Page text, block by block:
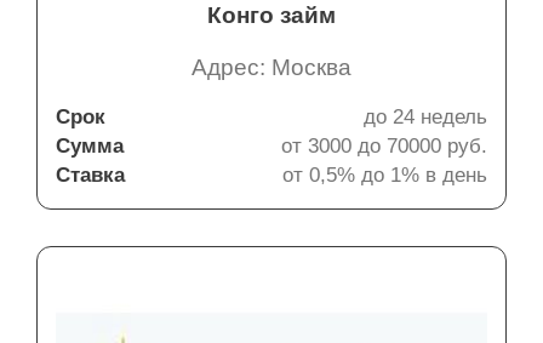
Конго займ
Адрес: Москва
Срок
до 24 недель
Сумма
от 3000 до 70000 руб.
Ставка
от 0,5% до 1% в день